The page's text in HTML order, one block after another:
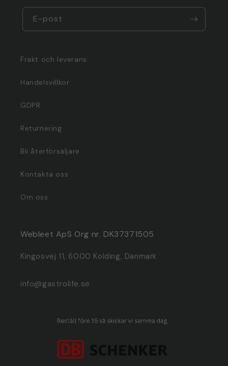
E-post
Frakt och leverans
Handelsvillkor
GDPR
Returnering
Bli återförsäljare
Kontakta oss
Om oss
Webleet ApS Org nr. DK37371505
Kingosvej 11, 6000 Kolding, Danmark
info@gastrolife.se